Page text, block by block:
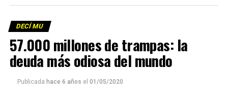
Foto: Martina Perosa
Descargar el programa
La reproducción de este programa es libre. Sólo tenés
que mandar un mail ainfolavaca@yahoo.com.ar
emitir todos los programas de Decí MU
DECÍ MU
57.000 millones de trampas: la
deuda más odiosa del mundo
Publicada hace 6 años el 01/05/2020